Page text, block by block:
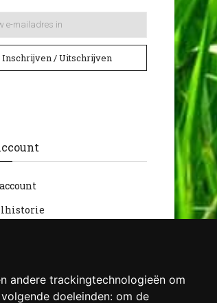
andere trackingtechnologieën om
doeleinden: om de
Inschrijven / Uitschrijven